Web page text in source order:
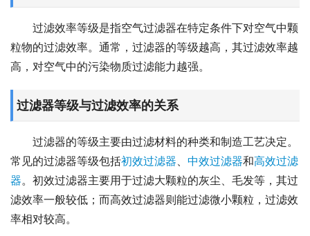
过滤效率等级是指空气过滤器在特定条件下对空气中颗
粒物的过滤效率。通常，过滤器的等级越高，其过滤效率越
高，对空气中的污染物质过滤能力越强。
过滤器等级与过滤效率的关系
过滤器的等级主要由过滤材料的种类和制造工艺决定。
常见的过滤器等级包括初效过滤器、 中效过滤器和高效过滤
器。初效过滤器主要用于过滤大颗粒的灰尘、毛发等，其过
滤效率一般较低；而高效过滤器则能过滤微小颗粒，过滤效
率相对较高。